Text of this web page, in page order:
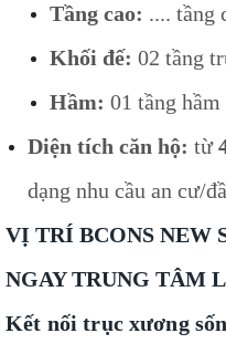
Tầng cao: .... tầng
Khối đế: 02 tầng
Hầm: 01 tầng hầm
Diện tích căn hộ: từ
dạng nhu cầu an cư/
VỊ TRÍ BCONS NEW
NGAY TRUNG TÂM
Kết nối trục xương